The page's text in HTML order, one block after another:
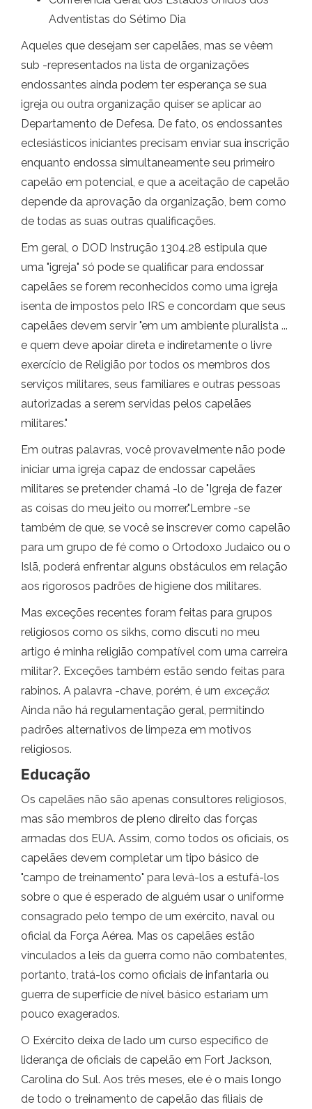
Adventistas do Sétimo Dia
Aqueles que desejam ser capelães, mas se vêem
sub -representados na lista de organizações
endossantes ainda podem ter esperança se sua
igreja ou outra organização quiser se aplicar ao
Departamento de Defesa. De fato, os endossantes
eclesiásticos iniciantes precisam enviar sua inscrição
enquanto endossa simultaneamente seu primeiro
capelão em potencial, e que a aceitação de capelão
depende da aprovação da organização, bem como
de todas as suas outras qualificações.
Em geral, o DOD Instrução 1304.28 estipula que
uma "igreja" só pode se qualificar para endossar
capelães se forem reconhecidos como uma igreja
isenta de impostos pelo IRS e concordam que seus
capelães devem servir "em um ambiente pluralista ...
e quem deve apoiar direta e indiretamente o livre
exercício de Religião por todos os membros dos
serviços militares, seus familiares e outras pessoas
autorizadas a serem servidas pelos capelães
militares."
Em outras palavras, você provavelmente não pode
iniciar uma igreja capaz de endossar capelães
militares se pretender chamá -lo de "Igreja de fazer
as coisas do meu jeito ou morrer."Lembre -se
também de que, se você se inscrever como capelão
para um grupo de fé como o Ortodoxo Judaico ou o
Islã, poderá enfrentar alguns obstáculos em relação
aos rigorosos padrões de higiene dos militares.
Mas exceções recentes foram feitas para grupos
religiosos como os sikhs, como discuti no meu
artigo é minha religião compatível com uma carreira
militar?. Exceções também estão sendo feitas para
rabinos. A palavra -chave, porém, é um exceção:
Ainda não há regulamentação geral, permitindo
padrões alternativos de limpeza em motivos
religiosos.
Educação
Os capelães não são apenas consultores religiosos,
mas são membros de pleno direito das forças
armadas dos EUA. Assim, como todos os oficiais, os
capelães devem completar um tipo básico de
"campo de treinamento" para levá-los a estufá-los
sobre o que é esperado de alguém usar o uniforme
consagrado pelo tempo de um exército, naval ou
oficial da Força Aérea. Mas os capelães estão
vinculados a leis da guerra como não combatentes,
portanto, tratá-los como oficiais de infantaria ou
guerra de superfície de nível básico estariam um
pouco exagerados.
O Exército deixa de lado um curso específico de
liderança de oficiais de capelão em Fort Jackson,
Carolina do Sul. Aos três meses, ele é o mais longo
de todo o treinamento de capelão das filiais de